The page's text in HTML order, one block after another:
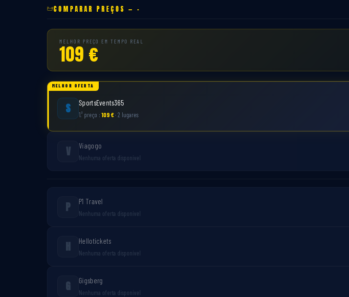
COMPARAR PREÇOS — -
MELHOR PREÇO EM TEMPO REAL
109 €
MELHOR OFERTA
S SportsEvents365
1.º preço :109 €· 2 lugares
V Viagogo
Nenhuma oferta disponível
P P1 Travel
Nenhuma oferta disponível
H Hellotickets
Nenhuma oferta disponível
G Gigsberg
Nenhuma oferta disponível